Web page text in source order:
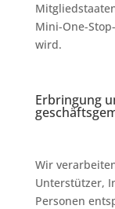
Mini-One-
wird.
Erbringung
Wir
Unterstützer,
Personen